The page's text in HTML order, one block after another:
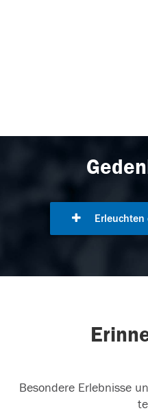
Erleuchten
Besondere Erlebnisse